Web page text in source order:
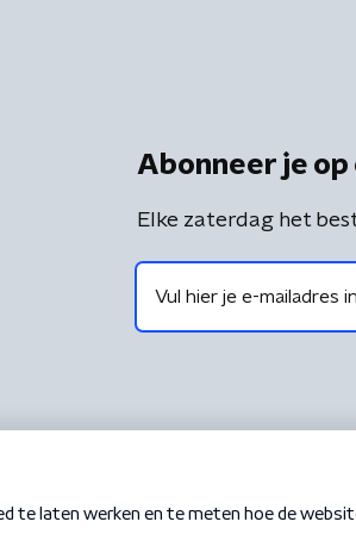
Abonneer je
Elke zaterdag het